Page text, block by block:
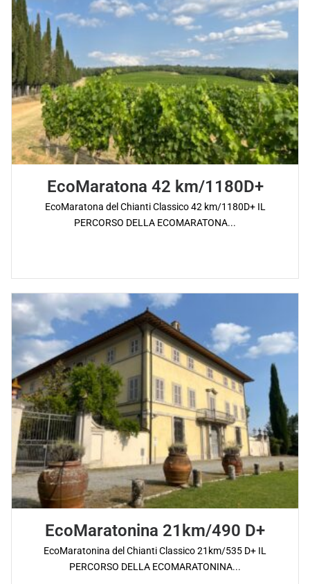
EcoMaratona 42 km/1180D+
EcoMaratona del Chianti Classico 42 km/1180D+ IL
PERCORSO DELLA ECOMARATONA...
EcoMaratonina 21km/490 D+
EcoMaratonina del Chianti Classico 21km/535 D+ IL
PERCORSO DELLA ECOMARATONINA...